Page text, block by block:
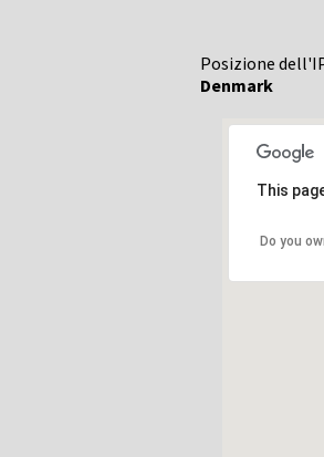
Posizione
Denmark
This
Do you